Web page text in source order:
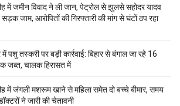
में जमीन विवाद ने ली जान, पेट्रोल से झुलसे सहोदर यादव
जाम, आरोपितों की गिरफ्तारी की मांग से घंटों ठप रहा
पशु तस्करी पर बड़ी कार्रवाई: बिहार से बंगाल जा रहे 16
जब्त, चालक हिरासत में
में जंगली मशरूम खाने से महिला समेत दो बच्चे बीमार, समय
ने जारी की चेतावनी